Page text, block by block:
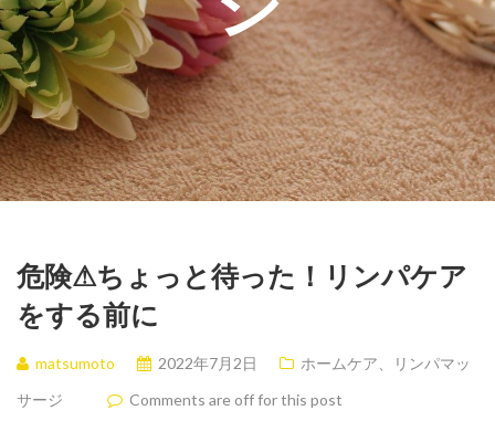
危険⚠︎ちょっと待った！リンパケア
をする前に
matsumoto 2022年7月2日
ホームケア、リンパマッ
サージ
Comments are off for this post